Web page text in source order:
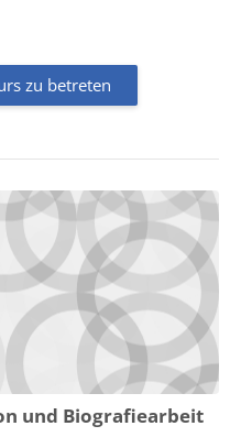
zu betreten
und Biografiearbeit